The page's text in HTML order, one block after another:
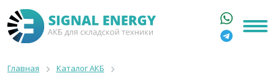
КАТАЛОГ
Главная
Каталог АКБ